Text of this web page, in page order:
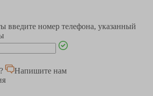
введите номер телефона, указанный
Напишите нам